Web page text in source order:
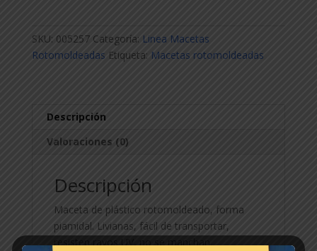
SKU: 005257 Categoría: Linea Macetas
Rotomoldeadas Etiqueta: Macetas rotomoldeadas
Descripción
Valoraciones (0)
Descripción
Maceta de plástico rotomoldeado, forma
piamidal. Livianas, fácil de transportar,